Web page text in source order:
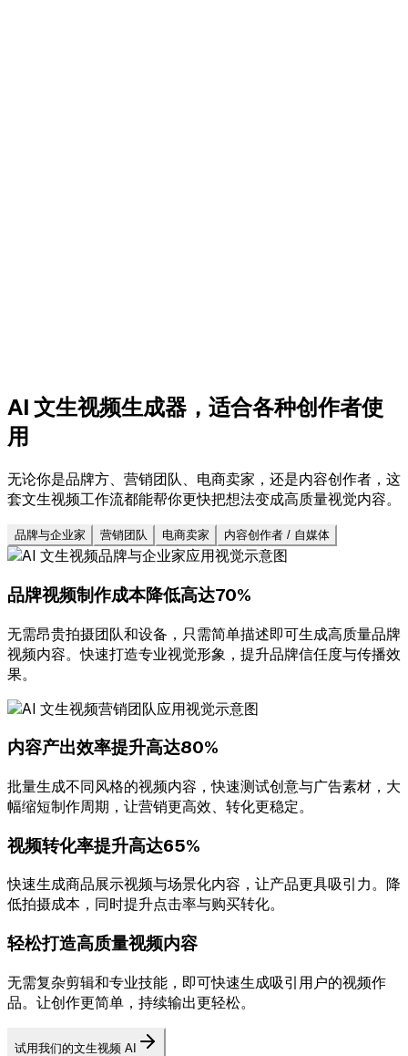
AI 文生视频生成器，适合各种创作者使
用
无论你是品牌方、营销团队、电商卖家，还是内容创作者，这
套文生视频工作流都能帮你更快把想法变成高质量视觉内容。
品牌与企业家 营销团队 电商卖家 内容创作者 / 自媒体
品牌视频制作成本降低高达70%
无需昂贵拍摄团队和设备，只需简单描述即可生成高质量品牌
视频内容。快速打造专业视觉形象，提升品牌信任度与传播效
果。
内容产出效率提升高达80%
批量生成不同风格的视频内容，快速测试创意与广告素材，大
幅缩短制作周期，让营销更高效、转化更稳定。
视频转化率提升高达65%
快速生成商品展示视频与场景化内容，让产品更具吸引力。降
低拍摄成本，同时提升点击率与购买转化。
轻松打造高质量视频内容
无需复杂剪辑和专业技能，即可快速生成吸引用户的视频作
品。让创作更简单，持续输出更轻松。
试用我们的文生视频 AI